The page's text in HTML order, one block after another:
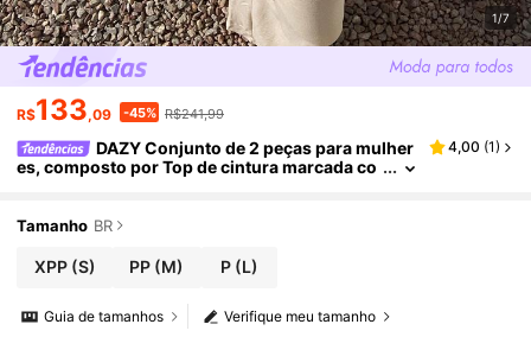
1/7
R$133,09 -45% R$241,99
DAZY Conjunto de 2 peças para mulher
es, composto por Top de cintura marcada co
4,00 (1)
Tamanho BR
XPP(S) PP (M) P(L)
Verifique meu tamanho
Guia de tamanhos